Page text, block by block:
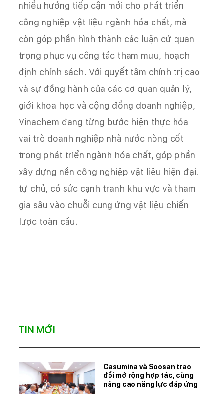
nhiều hướng tiếp cận mới cho phát triển
công nghiệp vật liệu ngành hóa chất, mà
còn góp phần hình thành các luận cứ quan
trọng phục vụ công tác tham mưu, hoạch
định chính sách. Với quyết tâm chính trị cao
và sự đồng hành của các cơ quan quản lý,
giới khoa học và cộng đồng doanh nghiệp,
Vinachem đang từng bước hiện thực hóa
vai trò doanh nghiệp nhà nước nòng cốt
trong phát triển ngành hóa chất, góp phần
xây dựng nền công nghiệp vật liệu hiện đại,
tự chủ, có sức cạnh tranh khu vực và tham
gia sâu vào chuỗi cung ứng vật liệu chiến
lược toàn cầu.
TIN MỚI
Casumina và Soosan trao
đổi mở rộng hợp tác, cùng
nâng cao năng lực đáp ứng